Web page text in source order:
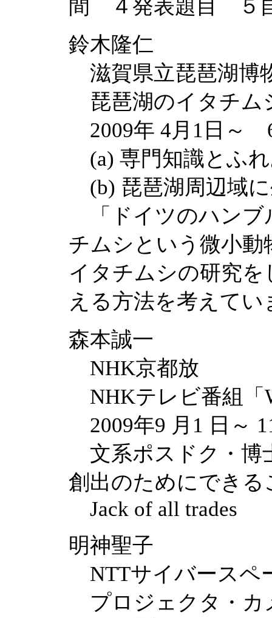
間 ４発表題目 ５
鈴木隆仁
滋賀県立琵琶湖博
琵琶湖のイタチム
2009年 4月1日～
(a) 専門知識とふ
(b) 琵琶湖周辺域
「ドイツのハンブ
チムシという微小
イタチムシの研究
える方法を考えて
森本誠一
NHK京都放
NHKテレビ番組「
2009年9 月1 日～
文系ポスドク・博
創出のためにできる
Jack of all trades
明神聖子
NTTサイバースペ
プロジェクタ・カ